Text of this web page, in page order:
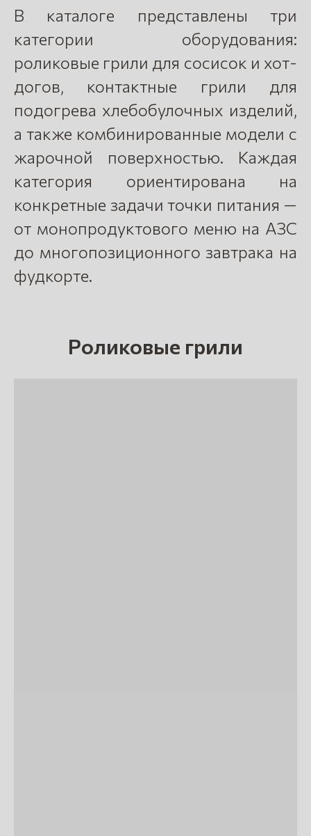
В каталоге представлены три
категории оборудования:
роликовые грили для сосисок и хот-
догов, контактные грили для
подогрева хлебобулочных изделий,
а также комбинированные модели с
жарочной поверхностью. Каждая
категория ориентирована на
конкретные задачи точки питания —
от монопродуктового меню на АЗС
до многопозиционного завтрака на
фудкорте.
Роликовые грили